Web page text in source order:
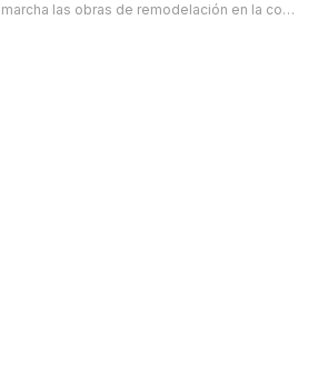
las obras de remodelación en la costanera General San Martín